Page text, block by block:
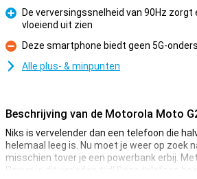
Pluspunt
De verversingssnelheid van 90Hz zorgt
vloeiend uit zien
Minpunt
Deze smartphone biedt geen 5G-
Alle plus- & minpunten
Beschrijving van de Motorola Moto
Niks is vervelender dan een telefoon die
helemaal leeg is. Nu moet je weer op zoek
misschien tover je een powerbank erbij.
Power is dit verleden tijd! Deze telefoon